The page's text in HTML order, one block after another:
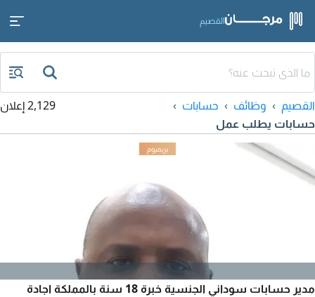
القصيم
القصيم وظائف
حسابات
حسابات يطلب عمل
2,129 إعلان
مدير حسابات سوداني الجنسية خبرة 18 سنة بالمملكة اجادة